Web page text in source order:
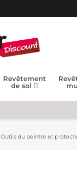
Revêtement
de sol
Outils du peintre et